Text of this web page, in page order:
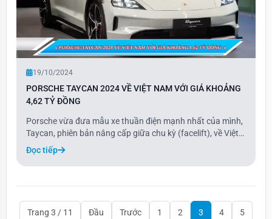
19/10/2024
PORSCHE TAYCAN 2024 VỀ VIỆT NAM VỚI GIÁ KHOẢNG
4,62 TỶ ĐỒNG
Porsche vừa đưa mẫu xe thuần điện mạnh nhất của mình,
Taycan, phiên bản nâng cấp giữa chu kỳ (facelift), về Việt
Nam chưa đầy một năm sau khi ra mắt toàn cầu. Xe có
những cải tiến nhẹ về ngoại thất và tăng hiệu suất môtơ ở
cầu sau. Taycan vẫn được bán ra
Đọc tiếp
Trang 3 / 11 Đầu Trước 1 2 3 4 5